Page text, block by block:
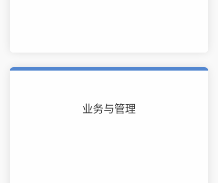
业务与管理